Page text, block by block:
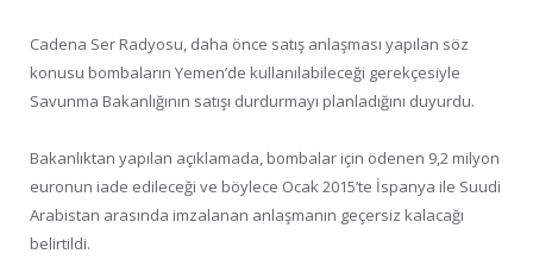
Cadena Ser Radyosu, daha önce satış anlaşması yapılan söz
konusu bombaların Yemen’de kullanılabileceği gerekçesiyle
Savunma Bakanlığının satışı durdurmayı planladığını duyurdu.
Bakanlıktan yapılan açıklamada, bombalar için ödenen 9,2 milyon
euronun iade edileceği ve böylece Ocak 2015’te İspanya ile Suudi
Arabistan arasında imzalanan anlaşmanın geçersiz kalacağı
belirtildi.